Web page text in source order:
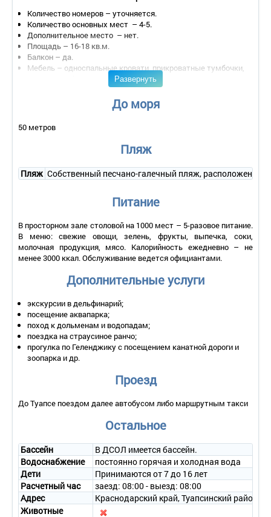
Количество номеров – уточняется.
Количество основных мест – 4-5.
Дополнительное место – нет.
Площадь – 16-18 кв.м.
Балкон – да.
Мебель – односпальные кровати, прикроватные тумбочки,
Санузел – умывальник, зеркало, унитаз, душ.
- уборка номера – ежедневно;
- смена белья – 1 раз в 7 дней;
Развернуть
До моря
50 метров
Пляж
Пляж Собственный песчано-галечный пляж, расположенный
Питание
В просторном зале столовой на 1000 мест – 5-разовое питание.
В меню: свежие овощи, зелень, фрукты, выпечка, соки,
молочная продукция, мясо. Калорийность ежедневно – не
менее 3000 ккал. Обслуживание ведется официантами.
Дополнительные услуги
экскурсии в дельфинарий;
посещение аквапарка;
поход к дольменам и водопадам;
поездка на страусиное ранчо;
прогулка по Геленджику с посещением канатной дороги и
зоопарка и др.
Проезд
До Туапсе поездом далее автобусом либо маршрутным такси
Остальное
Бассейн
В ДСОЛ имеется бассейн.
Водоснабжение
постоянно горячая и холодная вода
Дети
Принимаются от 7 до 16 лет
Расчетный час
заезд: 08:00 - выезд: 08:00
Адрес
Краснодарский край, Туапсинский район,
Животные